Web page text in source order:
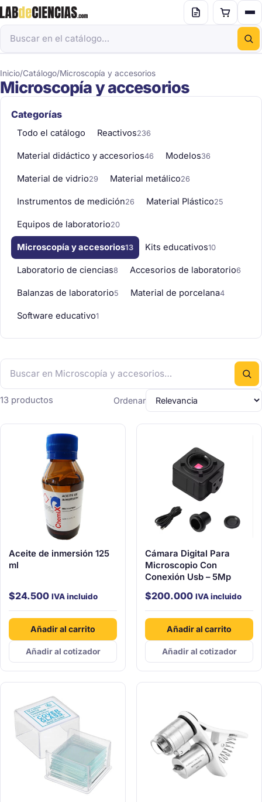
Inicio/Catálogo/Microscopía y accesorios
Microscopía y accesorios
Categorías
Todo el catálogo Reactivos236
Material didáctico y accesorios46 Modelos36
Material de vidrio29 Material metálico26
Instrumentos de medición26 Material Plástico25
Equipos de laboratorio20
Microscopía y accesorios13 Kits educativos10
Laboratorio de ciencias8 Accesorios de laboratorio6
Balanzas de laboratorio5 Material de porcelana4
Software educativo1
13 productos Ordenar
Aceite de inmersión 125
ml
$24.500 IVA incluido
Añadir al carrito
Añadir al cotizador
Cámara Digital Para
Microscopio Con
Conexión Usb – 5Mp
$200.000 IVA incluido
Añadir al carrito
Añadir al cotizador